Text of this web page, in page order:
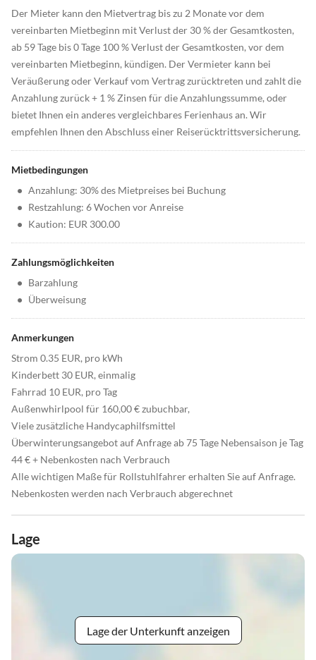
Der Mieter kann den Mietvertrag bis zu 2 Monate vor dem
vereinbarten Mietbeginn mit Verlust der 30 % der Gesamtkosten,
ab 59 Tage bis 0 Tage 100 % Verlust der Gesamtkosten, vor dem
vereinbarten Mietbeginn, kündigen. Der Vermieter kann bei
Veräußerung oder Verkauf vom Vertrag zurücktreten und zahlt die
Anzahlung zurück + 1 % Zinsen für die Anzahlungssumme, oder
bietet Ihnen ein anderes vergleichbares Ferienhaus an. Wir
empfehlen Ihnen den Abschluss einer Reiserücktrittsversicherung.
Mietbedingungen
• Anzahlung: 30% des Mietpreises bei Buchung
• Restzahlung: 6 Wochen vor Anreise
• Kaution: EUR 300.00
Zahlungsmöglichkeiten
• Barzahlung
• Überweisung
Anmerkungen
Strom 0.35 EUR, pro kWh
Kinderbett 30 EUR, einmalig
Fahrrad 10 EUR, pro Tag
Außenwhirlpool für 160,00 € zubuchbar,
Viele zusätzliche Handycaphilfsmittel
Überwinterungsangebot auf Anfrage ab 75 Tage Nebensaison je Tag
44 € + Nebenkosten nach Verbrauch
Alle wichtigen Maße für Rollstuhlfahrer erhalten Sie auf Anfrage.
Nebenkosten werden nach Verbrauch abgerechnet
Lage
Lage der Unterkunft anzeigen